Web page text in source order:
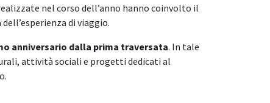
nel corso dell’anno hanno coinvolto il
di viaggio.
anniversario dalla prima traversata. In tale
attività sociali e progetti dedicati al